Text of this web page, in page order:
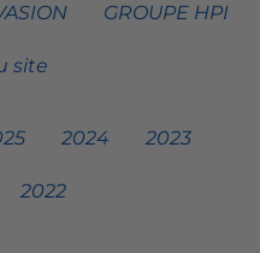
GROUPE HPI
site
2024 2023
2022